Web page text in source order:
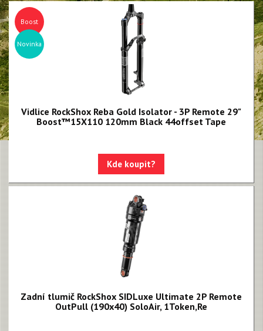
Monarch, Monarch Plus
SIDLuxe
Deluxe, Super Deluxe
Reverb AXS - NEW!!!
Náhradní díly k tlumičům
Boost
Novinka
Vidlice RockShox Reba Gold Isolator - 3P Remote 29"
Boost™15X110 120mm Black 44offset Tape
Kde koupit?
Zadní tlumič RockShox SIDLuxe Ultimate 2P Remote
OutPull (190x40) SoloAir, 1Token,Re